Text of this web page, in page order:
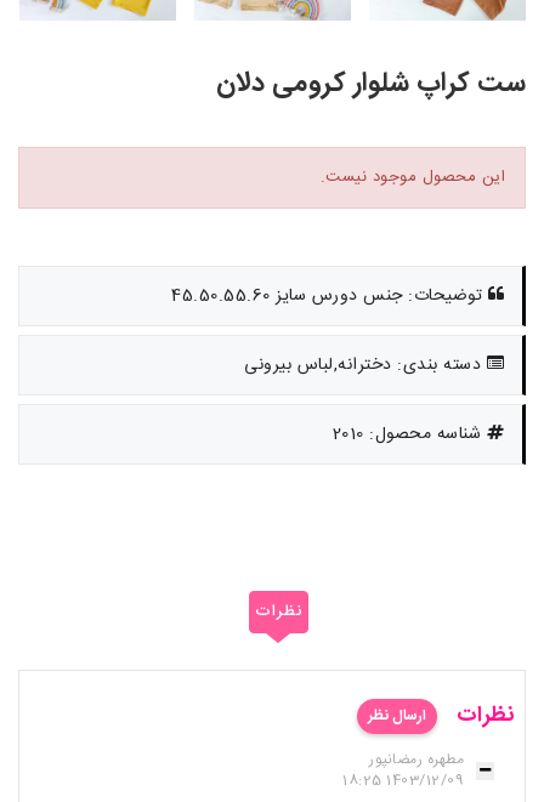
ست کراپ شلوار کرومی دلان
این محصول موجود نیست.
توضیحات: جنس دورس سایز 45.50.55.60
دسته بندی: دخترانه,لباس بیرونی
شناسه محصول: 2010
نظرات
نظرات
ارسال نظر
مطهره رمضانپور
1403/12/09 18:25